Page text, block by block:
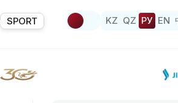
SPORT KZ QZ РУ EN